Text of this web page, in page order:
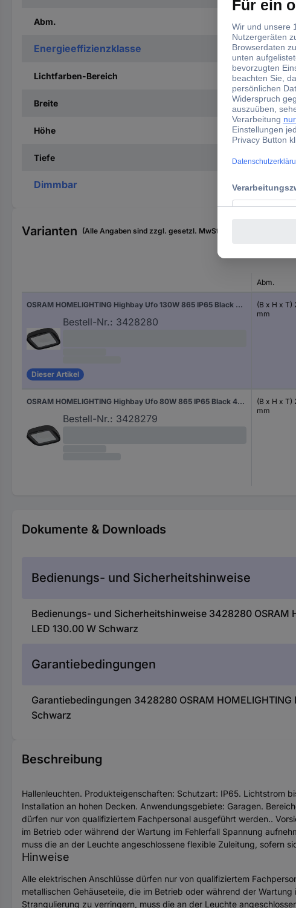
Abm.
Energieeffizienzklasse
Lichtfarben-Bereich
Breite
Höhe
Tiefe
Dimmbar
Varianten (Alle Angaben sind zzgl. gesetzl. MwSt., zzgl. Versand)
Abm.
OSRAM HOMELIGHTING Highbay Ufo 130W 865 IP65 Black 4099854429330 LED-Hallenleuchte LED 130.00 W Schwarz
Bestell-Nr.: 3428280
Dieser Artikel
(B x H x
mm
OSRAM HOMELIGHTING Highbay Ufo 80W 865 IP65 Black 4099854429354 LED-Hallenleuchte 80.00 W Schwarz
Bestell-Nr.: 3428279
(B x H x
mm
Dokumente & Downloads
Bedienungs- und Sicherheitshinweise
Bedienungs- und Sicherheitshinweise 3428280 OSRAM
LED 130.00 W Schwarz
Garantiebedingungen
Garantiebedingungen 3428280 OSRAM
Schwarz
Beschreibung
Hallenleuchten. Produkteigenschaften: Schutzart: IP65. Lichtstrom
Installation an hohen Decken. Anwendungsgebiete: Garagen.
dürfen nur von qualifiziertem Fachpersonal ausgeführt werden..
im Betrieb oder während der Wartung im Fehlerfall Spannung
muss die an der Leuchte angeschlossene flexible Zuleitung, sofern
Hinweise
Alle elektrischen Anschlüsse dürfen nur von qualifiziertem
metallischen Gehäuseteile, die im Betrieb oder während der
Strangulierung zu verringern, muss die an der Leuchte